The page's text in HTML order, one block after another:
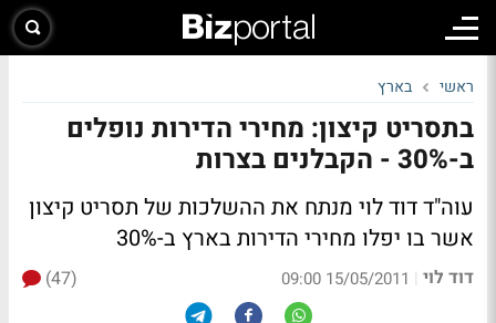
ראשי בארץ
בתסריט קיצון: מחירי הדירות נופלים
ב-30% - הקבלנים בצרות
עוה"ד דוד לוי מנתח את ההשלכות של תסריט קיצון
אשר בו יפלו מחירי הדירות בארץ ב-30%
דוד לוי |
15/05/2011 09:00
(47)